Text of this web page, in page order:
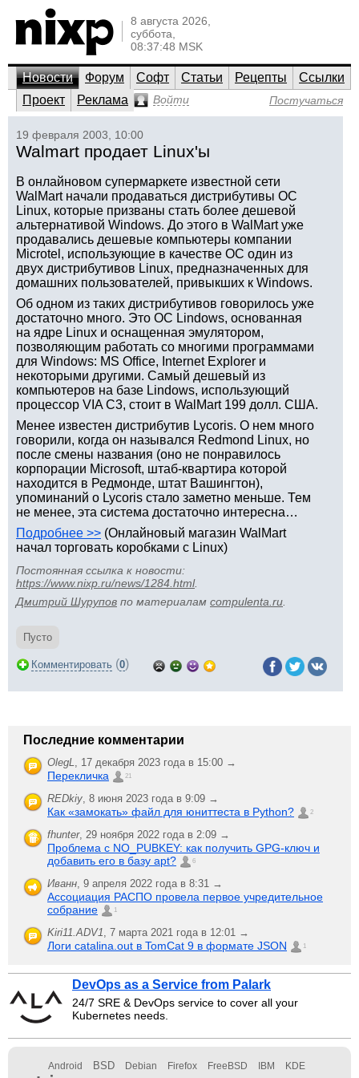
8 августа 2026,
суббота,
08:37:48 MSK
Новости Форум Софт Статьи Рецепты
Ссылки
Проект
Реклама Войти Постучаться
19 февраля 2003, 10:00
Walmart продает Linux'ы
В онлайновом супермаркете известной сети
WalMart начали продаваться дистрибутивы ОС
Linux, которые призваны стать более дешевой
альтернативой Windows. До этого в WalMart уже
продавались дешевые компьютеры компании
Microtel, использующие в качестве ОС один из
двух дистрибутивов Linux, предназначенных для
домашних пользователей, привыкших к Windows.
Об одном из таких дистрибутивов говорилось уже
достаточно много. Это ОС Lindows, основанная
на ядре Linux и оснащенная эмулятором,
позволяющим работать со многими программами
для Windows: MS Office, Internet Explorer и
некоторыми другими. Самый дешевый из
компьютеров на базе Lindows, использующий
процессор VIA C3, стоит в WalMart 199 долл. США.
Менее известен дистрибутив Lycoris. О нем много
говорили, когда он назывался Redmond Linux, но
после смены названия (оно не понравилось
корпорации Microsoft, штаб-квартира которой
находится в Редмонде, штат Вашингтон),
упоминаний о Lycoris стало заметно меньше. Тем
не менее, эта система достаточно интересна…
Подробнее >> (Онлайновый магазин WalMart
начал торговать коробками с Linux)
Постоянная ссылка к новости:
https://www.nixp.ru/news/1284.html.
Дмитрий Шурупов по материалам compulenta.ru
Пусто
Комментировать (0)
Последние комментарии
OlegL, 17 декабря 2023 года в 15:00 →
Перекличка 21
REDkiy, 8 июня 2023 года в 9:09 →
Как «замокать» файл для юниттеста в Python? 2
fhunter, 29 ноября 2022 года в 2:09 →
Проблема с NO_PUBKEY: как получить GPG-ключ и
добавить его в базу apt?
6
Иванн, 9 апреля 2022 года в 8:31 →
Ассоциация РАСПО провела первое учредительное
собрание
1
Kiri11.ADV1, 7 марта 2021 года в 12:01 →
Логи catalina.out в TomCat 9 в формате JSON 1
DevOps as a Service from Palark
24/7 SRE & DevOps service to cover all your
Kubernetes needs.
Android BSD Debian Firefox FreeBSD IBM KDE